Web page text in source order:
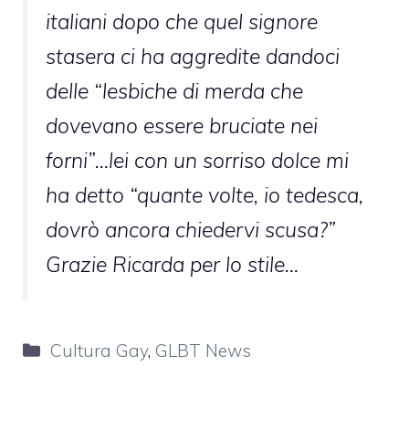
italiani dopo che quel signore
stasera ci ha aggredite dandoci
delle “lesbiche di merda che
dovevano essere bruciate nei
forni”…lei con un sorriso dolce mi
ha detto “quante volte, io tedesca,
dovrò ancora chiedervi scusa?”
Grazie Ricarda per lo stile…
Categorie
Cultura Gay, GLBT News